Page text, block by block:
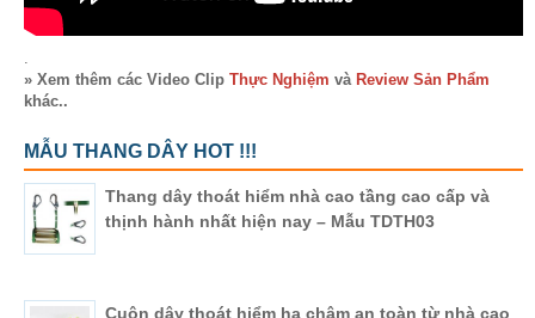
» Xem thêm các Video Clip Thực Nghiệm và Review Sản Phẩm
khác..
MẪU THANG DÂY HOT !!!
Thang dây thoát hiểm nhà cao tầng cao cấp và
thịnh hành nhất hiện nay – Mẫu TDTH03
Cuộn dây thoát hiểm hạ chậm an toàn từ nhà cao